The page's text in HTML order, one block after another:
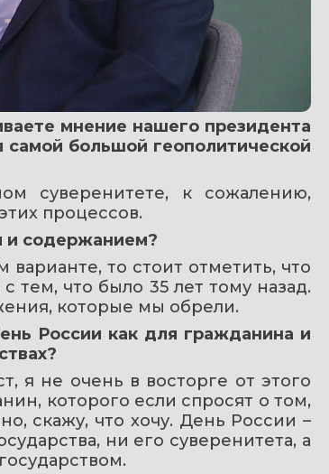
мнение нашего президента
большой геополитической
суверенитете, к сожалению,
процессов.
и содержанием?
то стоит отметить, что
тем, что было 35 лет тому назад.
которые мы обрели.
России как для гражданина и
я не очень в восторге от этого
которого если спросят о том,
скажу, что хочу. День России –
ни его суверенитета, а